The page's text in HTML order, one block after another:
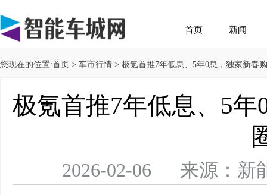
首页 新闻
您现在的位置:首页 > 车市行情 > 极氪首推7年低息、5年0息，独家新春
极氪首推7年低息、5
2026-02-06 来源：新